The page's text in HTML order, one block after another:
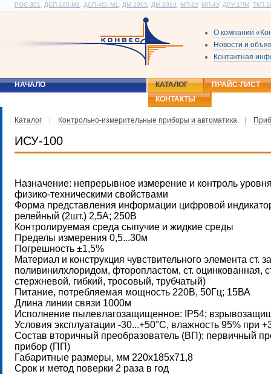
РОС-301 ДСП-160-М1 ДСП-4Сг-М1 ДМ 2005 ДМ 2010 МП-3У, МП-4У, ДРУ-1ПМ ТКП-
О компании
Новости и
Контактная
НАЧАЛО КАТАЛОГ
ПРАЙС-ЛИСТ
КОНТАКТЫ
Каталог Контрольно-измерительные приборы и автоматика
ИСУ-100
Назначение: непрерывное измерение и контроль
физико-техническими свойствами
Форма представления информации цифровой
релейный (2шт.) 2,5А; 250В
Контролируемая среда сыпучие и жидкие среды
Пределы измерения 0,5...30м
Погрешность ±1,5%
Материал и конструкция чувствительного элемента
поливинилхлоридом, фторопластом, ст. оцинкованная,
стержневой, гибкий, тросовый, трубчатый)
Питание, потребляемая мощность 220B, 50Гц; 15ВА
Длина линии связи 1000м
Исполнение пылевлагозащищенное: IP54;
Условия эксплуатации -30...+50°С, влажность 95% при
Состав вторичный преобразователь (ВП); первичный
прибор (ПП)
Габаритные размеры, мм 220х185х71,8
Срок и метод поверки 2 раза в год